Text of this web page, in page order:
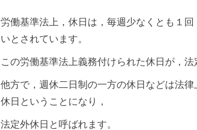
労働基準法上，休日は，毎週少なくとも１
いとされています。
この労働基準法上義務付けられた休日が，法
他方で，週休二日制の一方の休日などは法
休日ということになり，
法定外休日と呼ばれます。